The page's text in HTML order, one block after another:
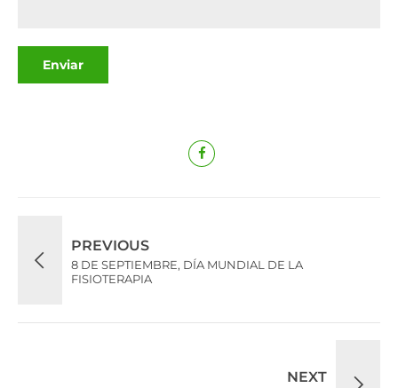
PREVIOUS
8 DE SEPTIEMBRE, DÍA MUNDIAL DE LA
FISIOTERAPIA
NEXT